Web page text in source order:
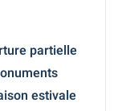
partielle
estivale